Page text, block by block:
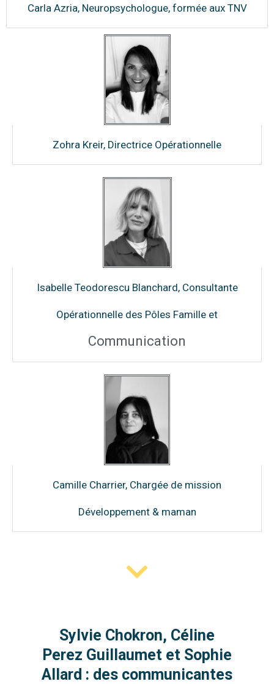
Carla Azria, Neuropsychologue, formée aux TNV
Zohra Kreir, Directrice Opérationnelle
Isabelle Teodorescu Blanchard, Consultante
Opérationnelle des Pôles Famille et
Communication
Camille Charrier, Chargée de mission
Développement & maman
Sylvie Chokron, Céline
Perez Guillaumet et Sophie
Allard : des communicantes